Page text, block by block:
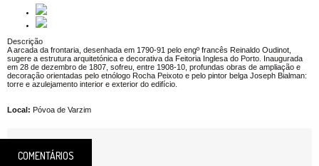
Descrição
A arcada da frontaria, desenhada em 1790-91 pelo engº francês Reinaldo Oudinot,
sugere a estrutura arquitetónica e decorativa da Feitoria Inglesa do Porto. Inaugurada
em 28 de dezembro de 1807, sofreu, entre 1908-10, profundas obras de ampliação e
decoração orientadas pelo etnólogo Rocha Peixoto e pelo pintor belga Joseph Bialman:
torre e azulejamento interior e exterior do edifício.
Local: Póvoa de Varzim
COMENTÁRIOS